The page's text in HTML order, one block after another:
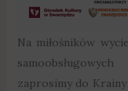
Na miłośników
zaprosimy do Krainy